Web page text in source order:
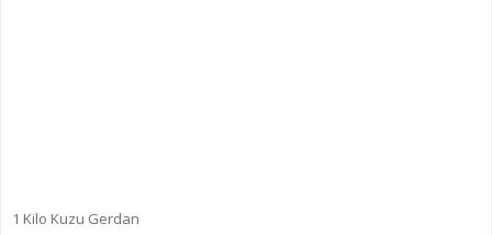
1 Kilo Kuzu Gerdan